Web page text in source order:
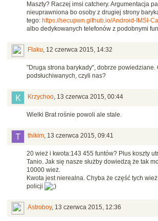
Maszty? Raczej imsi catchery. Argumentacja
nieuprawniona bo osoby z drugiej strony
tego: https://secupwn.github.io/Android-IMSI-
albo dedykowanych telefonów z podobnymi
Flaku, 12 czerwca 2015, 14:32
"Druga strona barykady", dobrze powiedziane.
podsłuchiwanych, czyli nas?
Krzychoo, 13 czerwca 2015, 00:44
Wielki Brat rośnie powoli ale stale.
thikim, 13 czerwca 2015, 09:41
20 wież i kwota:143 455 funtów? Plus koszty
Tanio. Jak się nasze służby dowiedzą że tak
10000 wież.
Kwota jest nierealna. Chyba że część tych
policji
Astroboy, 13 czerwca 2015, 12:36